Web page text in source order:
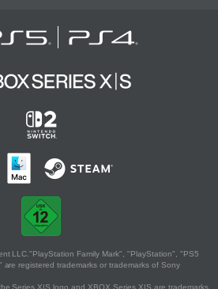
LLC."PlayStation Family Mark", "PlayStation", "PS5
registered trademarks or trademarks of Sony
Series X|S logo and XBOX Series X|S are trademarks